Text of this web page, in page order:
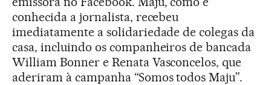
conhecida a jornalista, recebeu
imediatamente a solidariedade de colegas da
casa, incluindo os companheiros de bancada
William Bonner e Renata Vasconcelos, que
aderiram à campanha “Somos todos Maju”.